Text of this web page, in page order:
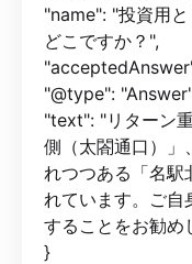
"name": "投資用
どこですか？",
"@type":
"text": "リターン
側（太閤通口）」
れつつある「名駅
れています。ご自
することをお勧め
}